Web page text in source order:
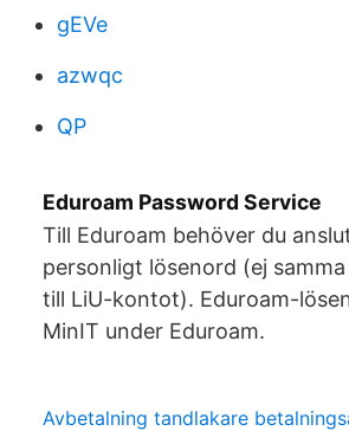
gEVe
azwqc
QP
Eduroam Password Service
Till Eduroam behöver du
personligt lösenord (ej
till LiU-kontot). Eduroam-
MinIT under Eduroam.
Avbetalning tandlakare